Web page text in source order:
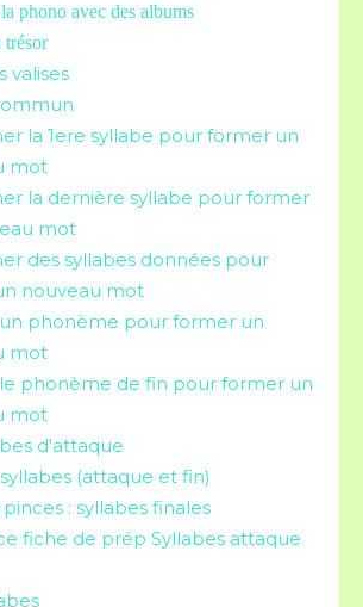
phono avec des albums
trésor
valises
la 1ere syllabe pour former un
mot
la dernière syllabe pour former
mot
des syllabes données pour
nouveau mot
phonème pour former un
mot
phonème de fin pour former un
mot
d'attaque
(attaque et fin)
pinces : syllabes finales
fiche de prép Syllabes attaque